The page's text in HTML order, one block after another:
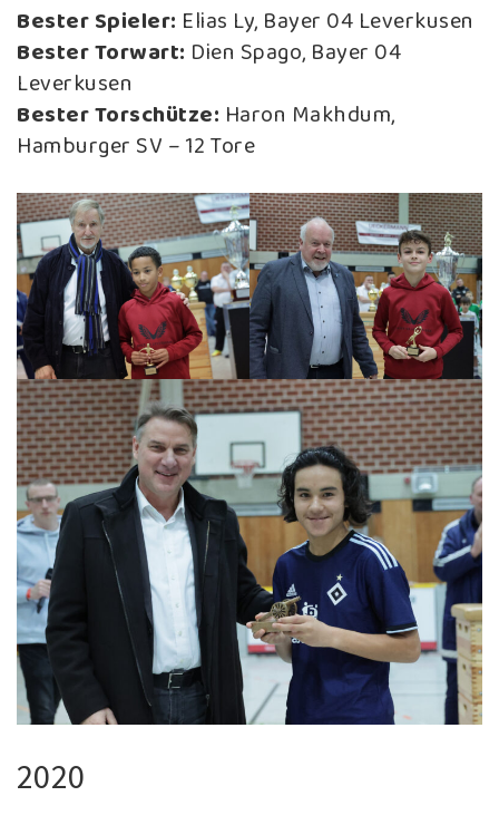
Bester Spieler: Elias Ly, Bayer 04 Leverkusen
Bester Torwart: Dien Spago, Bayer 04
Leverkusen
Bester Torschütze: Haron Makhdum,
Hamburger SV – 12 Tore
2020